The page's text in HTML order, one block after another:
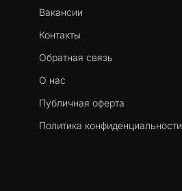
Вакансии
Контакты
Обратная связь
О нас
Публичная оферта
Политика конфиденциальности